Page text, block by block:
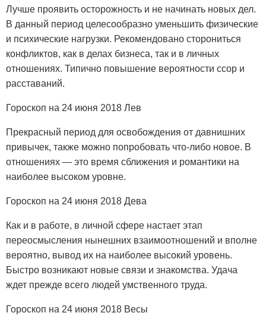
Лучше проявить осторожность и не начинать новых дел.
В данный период целесообразно уменьшить физические
и психические нагрузки. Рекомендовано сторониться
конфликтов, как в делах бизнеса, так и в личных
отношениях. Типично повышение вероятности ссор и
расставаний.
Гороскоп на 24 июня 2018 Лев
Прекрасный период для освобождения от давнишних
привычек, также можно попробовать что-либо новое. В
отношениях — это время сближения и романтики на
наиболее высоком уровне.
Гороскоп на 24 июня 2018 Дева
Как и в работе, в личной сфере настает этап
переосмысления нынешних взаимоотношений и вполне
вероятно, вывод их на наиболее высокий уровень.
Быстро возникают новые связи и знакомства. Удача
ждет прежде всего людей умственного труда.
Гороскоп на 24 июня 2018 Весы